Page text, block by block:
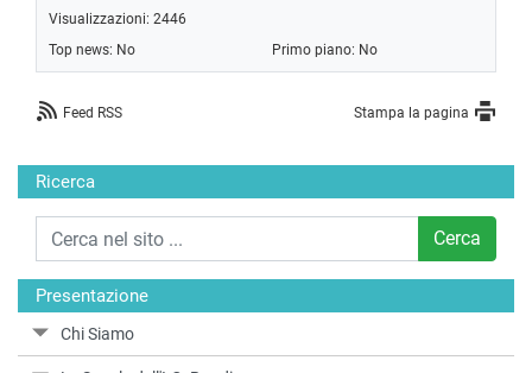
Ricerca
Cerca
Presentazione
Chi Siamo
Visualizzazioni: 2446
Top news: No
Primo piano: No
Feed RSS Stampa la pagina